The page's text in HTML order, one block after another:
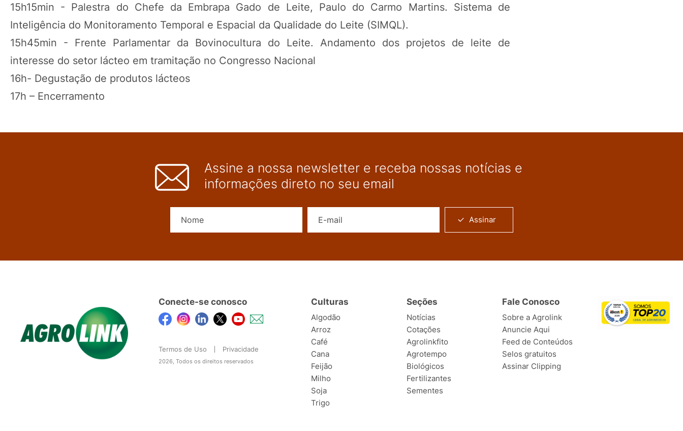
15h15min - Palestra do Chefe da Embrapa Gado de Leite, Paulo do Carmo Martins. Sistema de
Inteligência do Monitoramento Temporal e Espacial da Qualidade do Leite (SIMQL).
15h45min - Frente Parlamentar da Bovinocultura do Leite. Andamento dos projetos de leite de
interesse do setor lácteo em tramitação no Congresso Nacional
16h- Degustação de produtos lácteos
17h – Encerramento
Assine a nossa newsletter e receba nossas notícias e
informações direto no seu email
Assinar
Conecte-se conosco
Termos de Uso Privacidade
2026, Todos os direitos reservados
Culturas
Algodão
Arroz
Café
Cana
Feijão
Milho
Soja
Trigo
Seções
Notícias
Cotações
Agrolinkfito
Agrotempo
Biológicos
Fertilizantes
Sementes
Fale Conosco
Sobre a Agrolink
Anuncie Aqui
Feed de Conteúdos
Selos gratuitos
Assinar Clipping